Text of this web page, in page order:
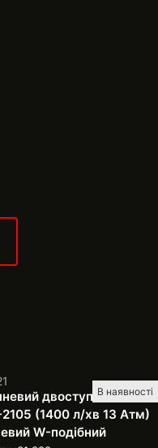
В наявності
двоступеневий
(1400 л/хв 13 Атм)
W-подібний